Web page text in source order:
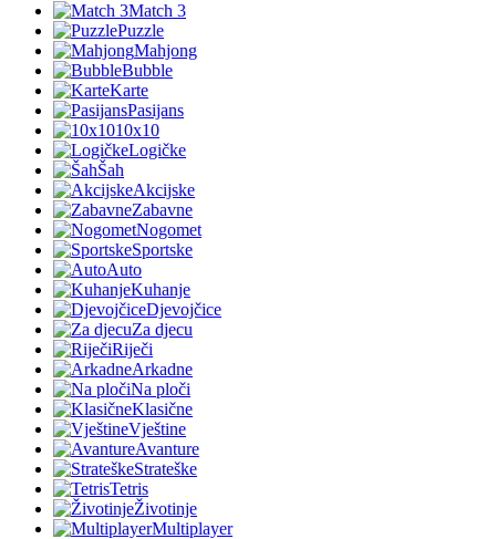
Match 3
Puzzle
Mahjong
Bubble
Karte
Pasijans
10x10
Logičke
Šah
Akcijske
Zabavne
Nogomet
Sportske
Auto
Kuhanje
Djevojčice
Za djecu
Riječi
Arkadne
Na ploči
Klasične
Vještine
Avanture
Strateške
Tetris
Životinje
Multiplayer